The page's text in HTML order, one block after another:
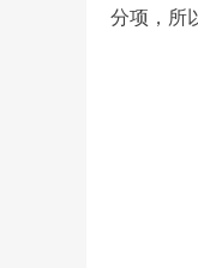
分项，所